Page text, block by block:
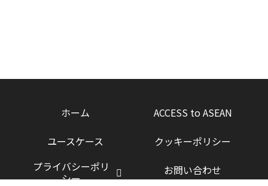
ホーム
ACCESS to ASEAN
ユースケース
クッキーポリシー
プライバシーポリ
シー
お問い合わせ